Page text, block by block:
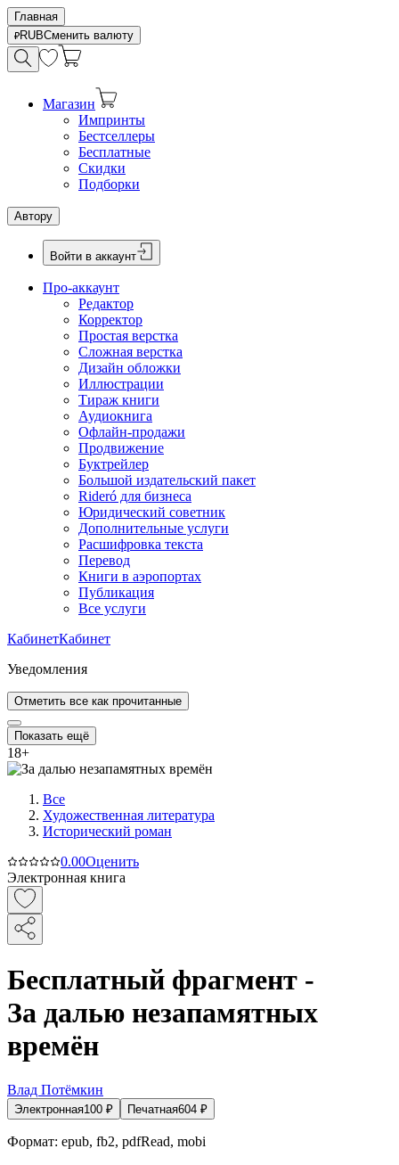
Главная
RUBСменить валюту
Магазин
Импринты
Бестселлеры
Бесплатные
Скидки
Подборки
Автору
Войти в аккаунт
Про-аккаунт
Редактор
Корректор
Простая верстка
Сложная верстка
Дизайн обложки
Иллюстрации
Тираж книги
Аудиокнига
Офлайн-продажи
Продвижение
Буктрейлер
Большой издательский пакет
Rideró для бизнеса
Юридический советник
Дополнительные услуги
Расшифровка текста
Перевод
Книги в аэропортах
Публикация
Все услуги
КабинетКабинет
Уведомления
Отметить все как прочитанные
Показать ещё
18+
Все
Художественная литература
Исторический роман
0.00Оценить
Электронная книга
Бесплатный фрагмент -
За далью незапамятных
времён
Влад Потёмкин
Электронная100 ₽ Печатная604 ₽
Формат: epub, fb2, pdfRead, mobi